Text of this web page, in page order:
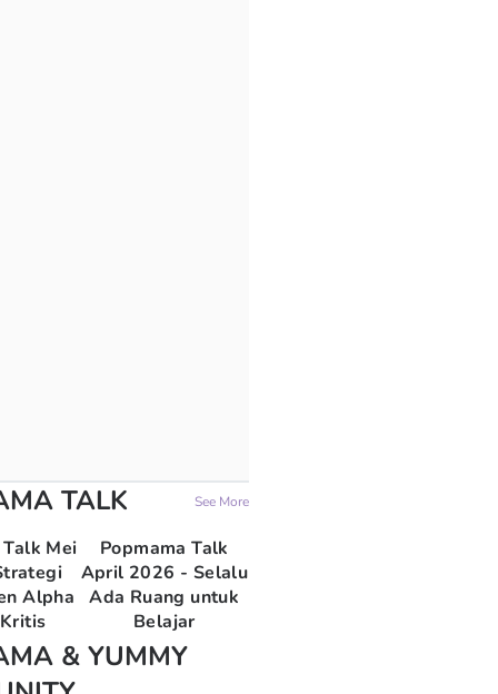
TALK See More
Mei
Alpha
Popmama Talk
April 2026 - Selalu
Ada Ruang untuk
Belajar
& YUMMY